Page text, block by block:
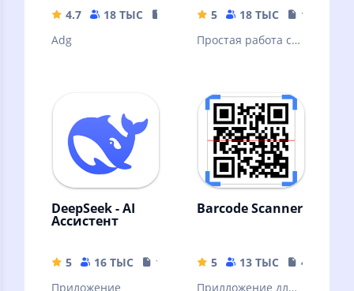
4.7 18 ТЫС
35.63 MB
Adg
5 18 ТЫС
10.32 MB
Простая работа с
DeepSeek - AI
Ассистент
5 16 ТЫС
16.44 MB
Приложение
Barcode Scanner
5 13 ТЫС
4.04 MB
Прилложение для